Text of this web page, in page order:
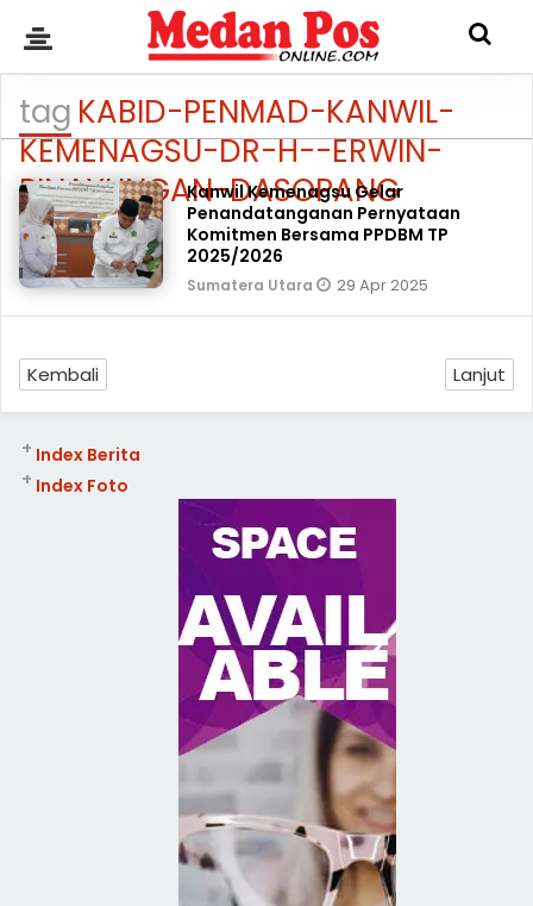
tag KABID-PENMAD-KANWIL-
KEMENAGSU-DR-H--ERWIN-
PINAYUNGAN-DASOPANG
Kanwil Kemenagsu Gelar
Penandatanganan Pernyataan
Komitmen Bersama PPDBM TP
2025/2026
Sumatera Utara 29 Apr 2025
Kembali Lanjut
Index Berita
+
Index Foto
+